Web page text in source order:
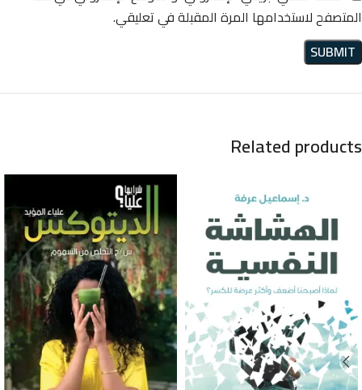
المتصفح لاستخدامها المرة المقبلة في تعليقي.
Related products